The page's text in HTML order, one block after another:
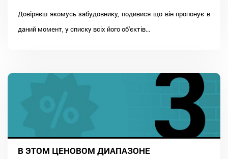
Довіряєш якомусь забудовнику, подивися що він пропонує в
даний момент, у списку всіх його об'єктів...
В ЭТОМ ЦЕНОВОМ ДИАПАЗОНЕ